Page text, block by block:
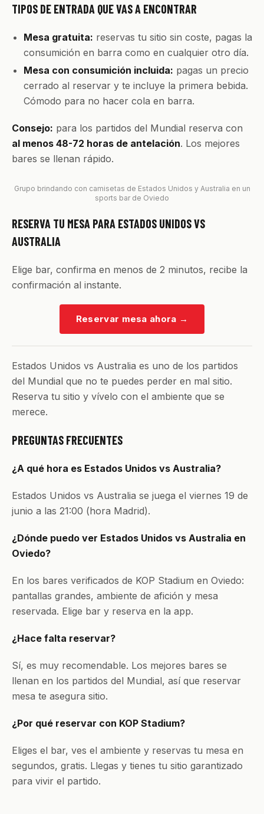
TIPOS DE ENTRADA QUE VAS A ENCONTRAR
Mesa gratuita: reservas tu sitio sin coste, pagas la
consumición en barra como en cualquier otro día.
Mesa con consumición incluida: pagas un precio
cerrado al reservar y te incluye la primera bebida.
Cómodo para no hacer cola en barra.
Consejo: para los partidos del Mundial reserva con
al menos 48-72 horas de antelación. Los mejores
bares se llenan rápido.
Grupo brindando con camisetas de Estados Unidos y Australia en un
sports bar de Oviedo
RESERVA TU MESA PARA ESTADOS UNIDOS VS
AUSTRALIA
Elige bar, confirma en menos de 2 minutos, recibe la
confirmación al instante.
Reservar mesa ahora →
Estados Unidos vs Australia es uno de los partidos
del Mundial que no te puedes perder en mal sitio.
Reserva tu sitio y vívelo con el ambiente que se
merece.
PREGUNTAS FRECUENTES
¿A qué hora es Estados Unidos vs Australia?
Estados Unidos vs Australia se juega el viernes 19 de
junio a las 21:00 (hora Madrid).
¿Dónde puedo ver Estados Unidos vs Australia en
Oviedo?
En los bares verificados de KOP Stadium en Oviedo:
pantallas grandes, ambiente de afición y mesa
reservada. Elige bar y reserva en la app.
¿Hace falta reservar?
Sí, es muy recomendable. Los mejores bares se
llenan en los partidos del Mundial, así que reservar
mesa te asegura sitio.
¿Por qué reservar con KOP Stadium?
Eliges el bar, ves el ambiente y reservas tu mesa en
segundos, gratis. Llegas y tienes tu sitio garantizado
para vivir el partido.